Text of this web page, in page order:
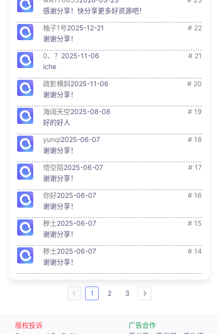
感谢分享！快分享更多好资源吧！
柚子1号2025-12-21
# 22
谢谢分享！
0、？ 2025-11-06
# 21
iche
疏影横斜2025-11-06
# 20
谢谢分享！
海阔天空2025-08-08
# 19
好的好人
yunqi2025-06-07
# 18
谢谢分享！
悟空陌2025-06-07
# 17
谢谢分享！
你好2025-06-07
# 16
谢谢分享！
秽土2025-06-07
# 15
谢谢分享！
秽土2025-06-07
# 14
谢谢分享！
1 2 3
版权投诉
广告合作